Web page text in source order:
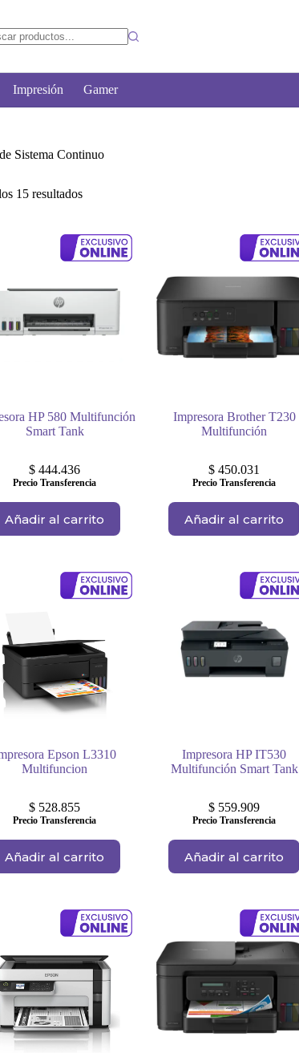
Impresión Gamer
Sistema Continuo
15 resultados
HP 580 Multifunción
Smart Tank
$ 444.436
Precio Transferencia
Añadir al carrito
Impresora Brother T230
Multifunción
$ 450.031
Precio Transferencia
Añadir al carrito
Epson L3310
Multifuncion
$ 528.855
Precio Transferencia
Añadir al carrito
Impresora HP IT530
Multifunción Smart Tank
$ 559.909
Precio Transferencia
Añadir al carrito